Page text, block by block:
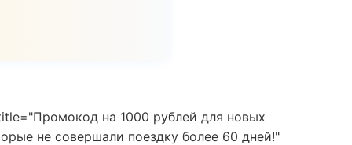
на 1000 рублей для новых
не совершали поездку более 60 дней!"